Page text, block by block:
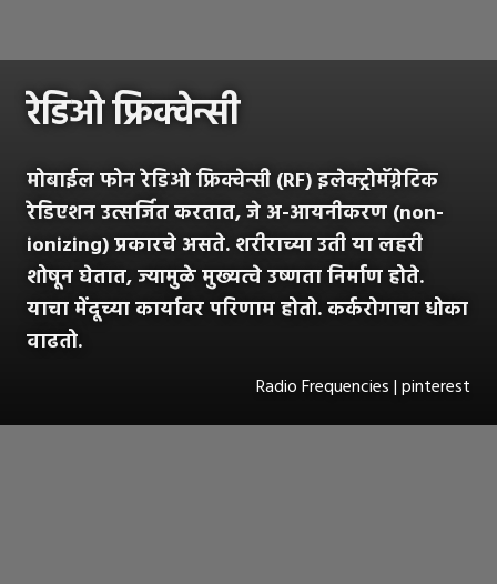
रेडिओ फ्रिक्वेन्सी
मोबाईल फोन रेडिओ फ्रिक्वेन्सी (RF) इलेक्ट्रोमॅग्नेटिक
रेडिएशन उत्सर्जित करतात, जे अ-आयनीकरण (non-
ionizing) प्रकारचे असते. शरीराच्या उती या लहरी
शोषून घेतात, ज्यामुळे मुख्यत्वे उष्णता निर्माण होते.
याचा मेंदूच्या कार्यावर परिणाम होतो. कर्करोगाचा धोका
वाढतो.
Radio Frequencies | pinterest